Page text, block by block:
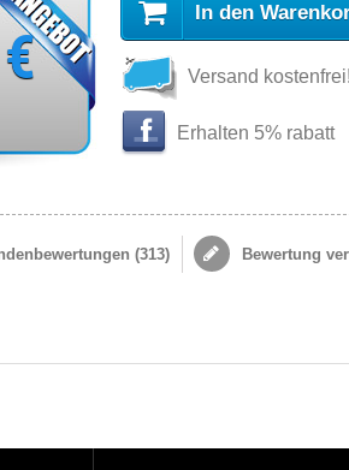
In den
Versand kostenfrei!
Erhalten 5% rabatt
(313) Bewertung